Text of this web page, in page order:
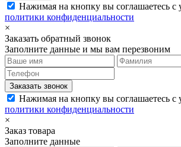
Нажимая на кнопку вы соглашаетесь с
политики конфиденциальности
×
Заказать обратный звонок
Заполните данные и мы вам перезвоним
Заказать звонок
Нажимая на кнопку вы соглашаетесь с
политики конфиденциальности
×
Заказ товара
Заполните данные